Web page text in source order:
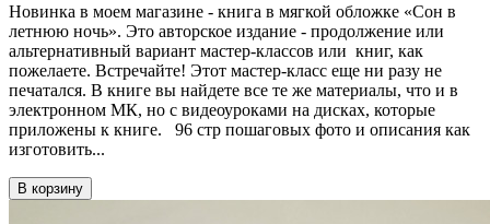
Новинка в моем магазине - книга в мягкой обложке «Сон в
летнюю ночь». Это авторское издание - продолжение или
альтернативный вариант мастер-классов или книг, как
пожелаете. Встречайте! Этот мастер-класс еще ни разу не
печатался. В книге вы найдете все те же материалы, что и в
электронном МК, но с видеоуроками на дисках, которые
приложены к книге. 96 стр пошаговых фото и описания как
изготовить...
В корзину